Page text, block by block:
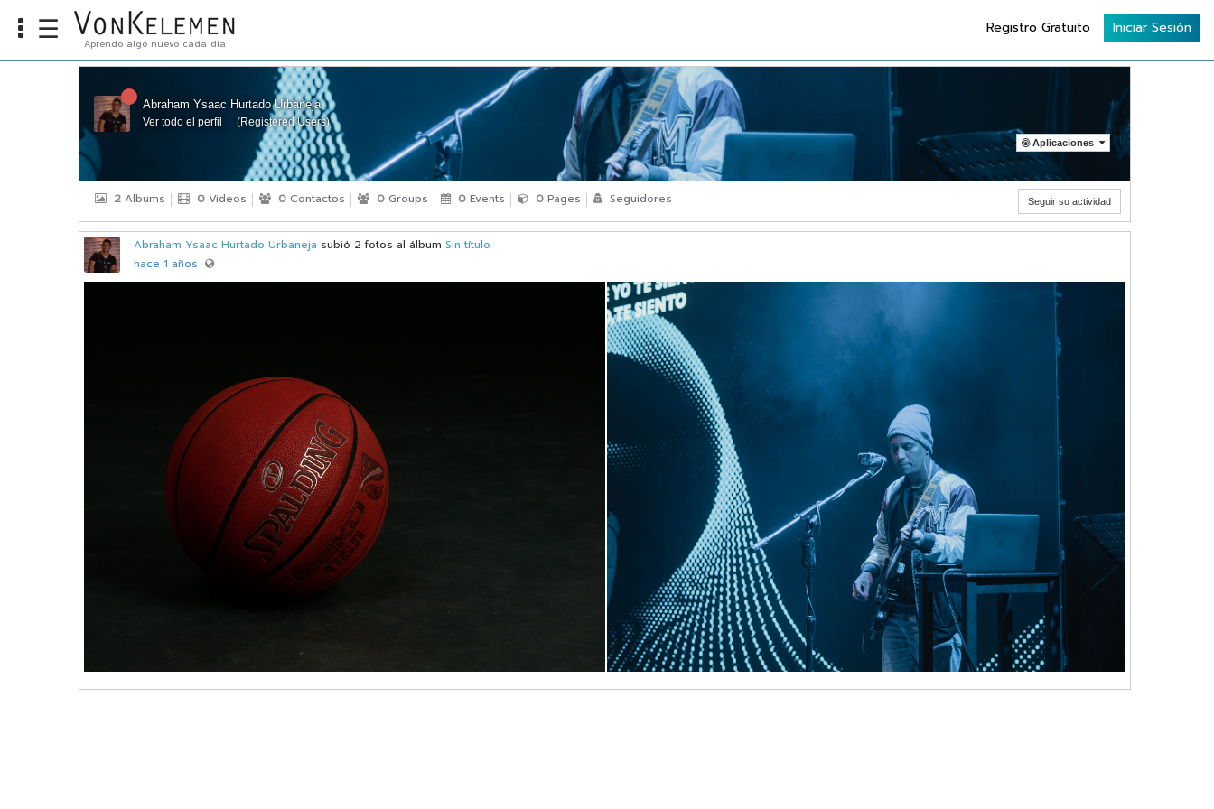
Info
Carreras
☰ Aprendo algo nuevo cada día
Registro Gratuito Iniciar Sesión
Abraham Ysaac Hurtado Urbaneja
Ver todo el perfil (Registered Users)
Aplicaciones
2 Albums 0 Videos 0 Contactos 0 Groups 0 Events 0 Pages Seguidores Seguir su actividad
Abraham Ysaac Hurtado Urbaneja subió 2 fotos al álbum Sin título
hace 1 años